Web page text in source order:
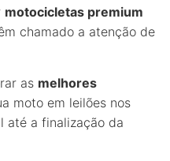
motocicletas premium
chamado a atenção de
as melhores
moto em leilões nos
até a finalização da